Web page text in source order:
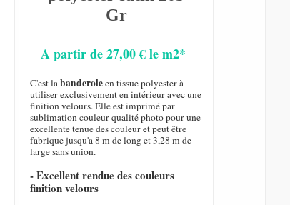
Gr
A partir de 27,00 € le m2*
C'est labanderoleen tissue polyester à
utiliser exclusivement en intérieur avec une
finition velours. Elle est imprimé par
sublimation couleur qualité photo pour une
excellente tenue des couleur et peut être
fabrique jusqu'a 8 m de long et 3,28 m de
large sans union.
- Excellent rendue des couleurs
finition velours